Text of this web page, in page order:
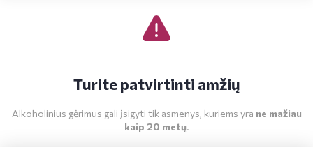
Turite patvirtinti amžių
Alkoholinius gėrimus gali įsigyti tik asmenys, kuriems yra ne mažiau
kaip 20 metų.